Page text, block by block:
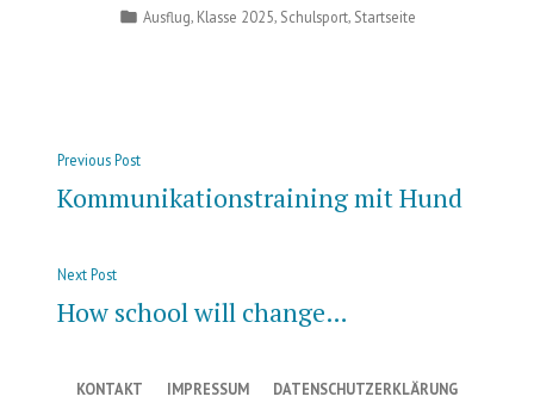
by
Posted
Ausflug Klasse 2025 Schulsport, Startseite
Beitragsnavigation
Previous PostPrevious
post:
Kommunikationstraining mit Hund
Next PostNext
post:
How school will change…
KONTAKT IMPRESSUM DATENSCHUTZERKLÄRUNG